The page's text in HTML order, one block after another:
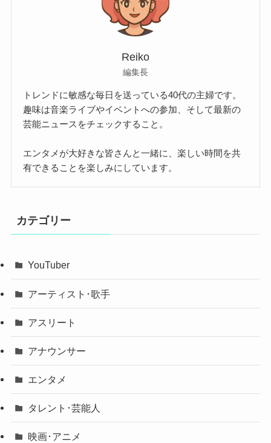
Reiko
編集長
トレンドに敏感な毎日を送っている40代の主婦です。
趣味は音楽ライブやイベントへの参加、そして最新の
芸能ニュースをチェックすること。
エンタメが大好きな皆さんと一緒に、楽しい時間を共
有できることを楽しみにしています。
カテゴリー
YouTuber
アーティスト･歌手
アスリート
アナウンサー
エンタメ
タレント･芸能人
映画･アニメ